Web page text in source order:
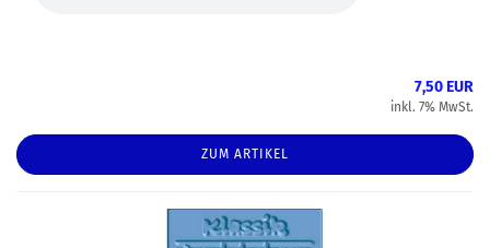
7,50 EUR
inkl. 7% MwSt.
ZUM ARTIKEL